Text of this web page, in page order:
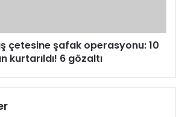
çetesine şafak operasyonu: 10
kurtarıldı! 6 gözaltı